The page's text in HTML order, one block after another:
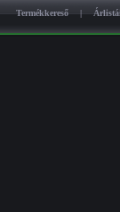
Termékkereső |